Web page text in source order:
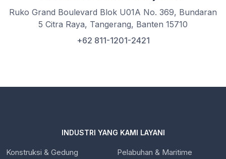
Ruko Grand Boulevard Blok U01A No. 369, Bundaran
5 Citra Raya, Tangerang, Banten 15710
+62 811-1201-2421
INDUSTRI YANG KAMI LAYANI
Konstruksi & Gedung
Pelabuhan & Maritime